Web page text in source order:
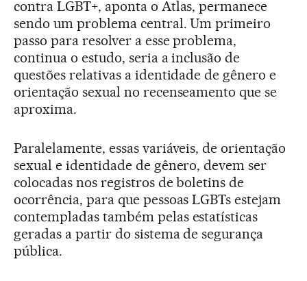
contra LGBT+, aponta o Atlas, permanece
sendo um problema central. Um primeiro
passo para resolver a esse problema,
continua o estudo, seria a inclusão de
questões relativas a identidade de gênero e
orientação sexual no recenseamento que se
aproxima.
Paralelamente, essas variáveis, de orientação
sexual e identidade de gênero, devem ser
colocadas nos registros de boletins de
ocorrência, para que pessoas LGBTs estejam
contempladas também pelas estatísticas
geradas a partir do sistema de segurança
pública.